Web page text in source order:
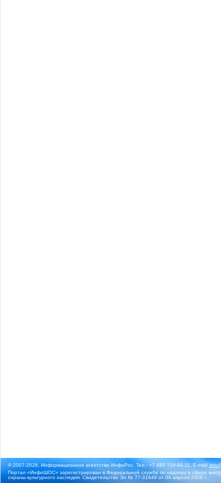
© 2007-2026, Информационное агентство ИнфоРос. Тел.: +7 495 718-84-11, E-mail:
Портал «ИнфоШОС» зарегистрирован в Федеральной службе по надзору в сфере
охраны культурного наследия. Свидетельство Эл № 77-31649 от 04 апреля 2008 г.